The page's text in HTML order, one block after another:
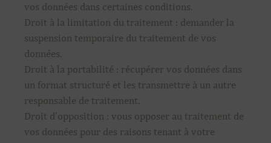
vos données dans certaines conditions.
Droit à la limitation du traitement : demander la
suspension temporaire du traitement de vos
données.
Droit à la portabilité : récupérer vos données dans
un format structuré et les transmettre à un autre
responsable de traitement.
Droit d’opposition : vous opposer au traitement de
vos données pour des raisons tenant à votre